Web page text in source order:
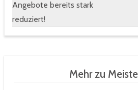
Angebote bereits stark
reduziert!
Mehr zu